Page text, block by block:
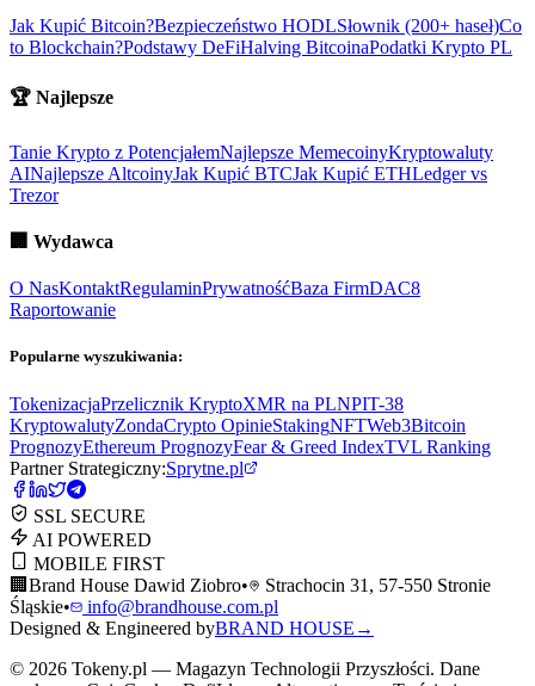
Jak Kupić Bitcoin?Bezpieczeństwo HODLSłownik (200+ haseł)Co
to Blockchain?Podstawy DeFiHalving BitcoinaPodatki Krypto PL
🏆 Najlepsze
Tanie Krypto z PotencjałemNajlepsze MemecoinyKryptowaluty
AINajlepsze AltcoinyJak Kupić BTCJak Kupić ETHLedger vs
Trezor
🏢 Wydawca
O NasKontaktRegulaminPrywatnośćBaza FirmDAC8
Raportowanie
Popularne wyszukiwania:
TokenizacjaPrzelicznik KryptoXMR na PLNPIT-38
KryptowalutyZondaCrypto OpinieStakingNFTWeb3Bitcoin
PrognozyEthereum PrognozyFear & Greed IndexTVL Ranking
Partner Strategiczny:Sprytne.pl
SSL SECURE
AI POWERED
MOBILE FIRST
🏢 Brand House Dawid Ziobro•
Strachocin 31, 57-550 Stronie
Śląskie•
info@brandhouse.com.pl
Designed & Engineered byBRAND HOUSE →
© 2026 Tokeny.pl — Magazyn Technologii Przyszłości. Dane